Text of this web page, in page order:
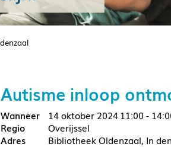
Autisme inloop
14 oktober 2024 11:00 -
Overijssel
Bibliotheek Oldenzaal, In